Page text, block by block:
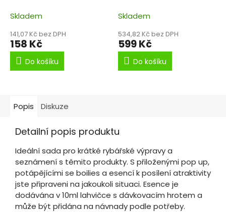
Skladem
141,07 Kč bez DPH
158 Kč
Do košíku
kyblíku.
Skladem
534,82 Kč bez DPH
599 Kč
Do košíku
Popis Diskuze
Detailní popis produktu
Ideální sada pro krátké rybářské výpravy a
seznámení s těmito produkty. S přiloženými pop up,
potápějícími se boilies a esencí k posílení atraktivity
jste připraveni na jakoukoli situaci. Esence je
dodávána v 10ml lahvičce s dávkovacím hrotem a
může být přidána na návnady podle potřeby.